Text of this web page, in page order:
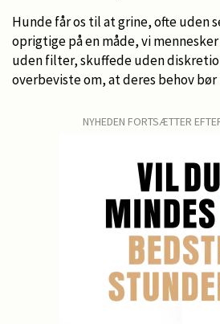
Hunde får os til at grine, ofte uden
oprigtige på en måde, vi
uden filter, skuffede uden
overbeviste om, at deres behov
NYHEDEN FORTSÆTTER